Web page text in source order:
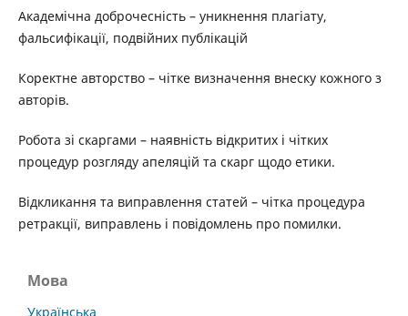
Академічна доброчесність – уникнення плагіату,
фальсифікації, подвійних публікацій
Коректне авторство – чітке визначення внеску кожного з
авторів.
Робота зі скаргами – наявність відкритих і чітких
процедур розгляду апеляцій та скарг щодо етики.
Відкликання та виправлення статей – чітка процедура
ретракції, виправлень і повідомлень про помилки.
Мова
Українська